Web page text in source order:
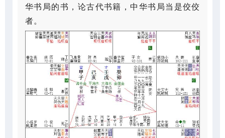
华书局的书，论古代书籍，中华书局当是佼佼
者。